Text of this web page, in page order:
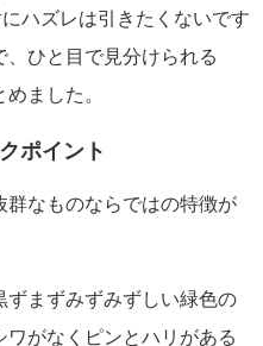
ハズレは引きたくないです
、ひと目で見分けられる
ました。
ポイント
群なものならではの特徴が
ずまずみずみずしい緑色の
ワがなくピンとハリがある